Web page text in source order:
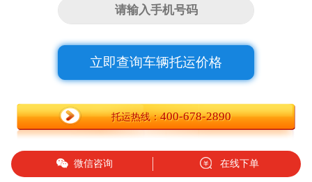
立即查询车辆托运价格
托运热线：400-678-2890
微信咨询 在线下单